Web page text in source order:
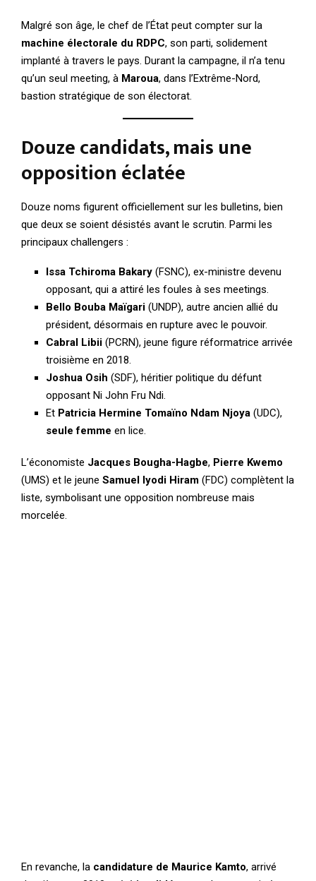
Malgré son âge, le chef de l’État peut compter sur la
machine électorale du RDPC, son parti, solidement
implanté à travers le pays. Durant la campagne, il n’a tenu
qu’un seul meeting, à Maroua, dans l’Extrême-Nord,
bastion stratégique de son électorat.
Douze candidats, mais une
opposition éclatée
Douze noms figurent officiellement sur les bulletins, bien
que deux se soient désistés avant le scrutin. Parmi les
principaux challengers :
Issa Tchiroma Bakary (FSNC), ex-ministre devenu
opposant, qui a attiré les foules à ses meetings.
Bello Bouba Maïgari (UNDP), autre ancien allié du
président, désormais en rupture avec le pouvoir.
Cabral Libii (PCRN), jeune figure réformatrice arrivée
troisième en 2018.
Joshua Osih (SDF), héritier politique du défunt
opposant Ni John Fru Ndi.
Et Patricia Hermine Tomaïno Ndam Njoya (UDC),
seule femme en lice.
L’économiste Jacques Bougha-Hagbe, Pierre Kwemo
(UMS) et le jeune Samuel Iyodi Hiram (FDC) complètent la
liste, symbolisant une opposition nombreuse mais
morcelée.
En revanche, la candidature de Maurice Kamto, arrivé